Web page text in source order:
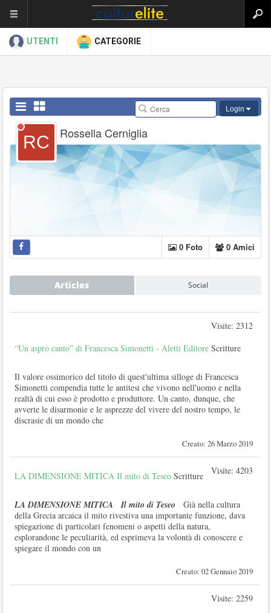
UTENTI CATEGORIE
Login
Rossella Cerniglia
0 Amici
0 Foto
Articles Social
Visite: 2312
“Un aspro canto” di Francesca Simonetti - Aletti Editore Scritture
Il valore ossimorico del titolo di quest'ultima silloge di Francesca
Simonetti compendia tutte le antitesi che vivono nell'uomo e nella
realtà di cui esso è prodotto e produttore. Un canto, dunque, che
avverte le disarmonie e le asprezze del vivere del nostro tempo, le
discrasie di un mondo che
Creato: 26 Marzo 2019
Visite: 4203
LA DIMENSIONE MITICA Il mito di Teseo Scritture
LA DIMENSIONE MITICA Il mito di Teseo Già nella cultura
della Grecia arcaica il mito rivestiva una importante funzione, dava
spiegazione di particolari fenomeni o aspetti della natura,
esplorandone le peculiarità, ed esprimeva la volontà di conoscere e
spiegare il mondo con un
Creato: 02 Gennaio 2019
Visite: 2259